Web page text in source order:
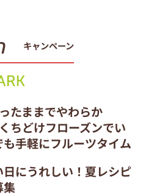
キャンペーン
たままでやわらか
ちどけフローズンでい
も手軽にフルーツタイム
日にうれしい！夏レシピ
集